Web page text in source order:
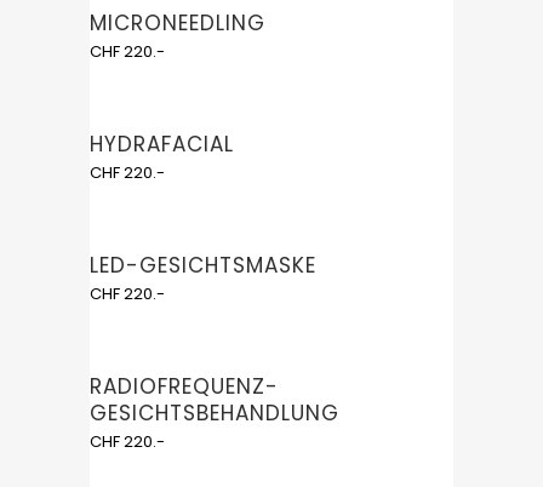
MICRONEEDLING
CHF 220.-
HYDRAFACIAL
CHF 220.-
LED-GESICHTSMASKE
CHF 220.-
RADIOFREQUENZ-
GESICHTSBEHANDLUNG
CHF 220.-